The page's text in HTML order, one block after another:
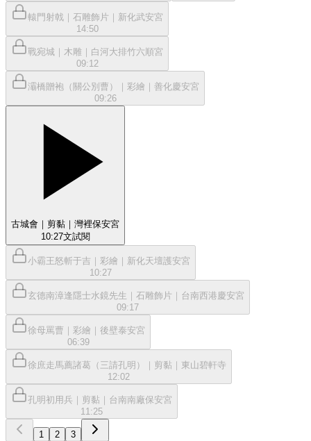
轅門射戟｜石雕飾片｜新化武安宮
14:50
戰宛城｜木雕｜白河大排竹六順宮
09:12
灞橋贈袍（關公別曹）｜彩繪｜善化慶安宮
09:26
古城會｜剪黏｜灣裡保安宮
10:27文試閱
小霸王怒斬于吉｜彩繪｜新化天壇護安宮
10:27
玄德南漳逢隱士水鏡先生｜石雕飾片｜台南西港慶安宮
09:17
徐母罵曹｜彩繪｜後壁泰安宮
06:39
徐庶走馬薦諸葛（三請孔明）｜剪黏｜東山碧軒寺
12:02
孔明初用兵｜剪黏｜台南南廠保安宮
11:25
1 2 3